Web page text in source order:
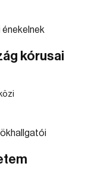
kórusai